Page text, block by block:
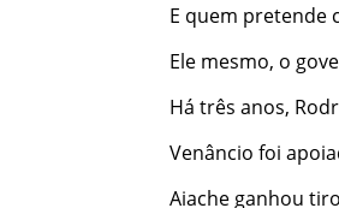
E quem pretende
Ele mesmo, o
Há três anos,
Venâncio foi
Aiache ganhou